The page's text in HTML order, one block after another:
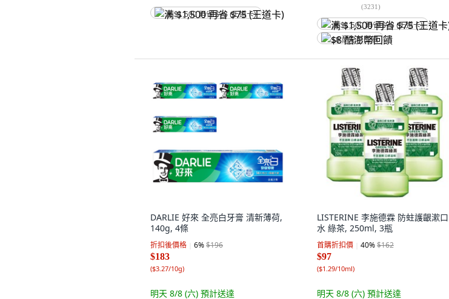
满 $1,500 再省 $75 (王道卡)
(3231)
满 $1,500 再省 $75 (王道卡)
$8 酷澎幣回饋
DARLIE 好來 全亮白牙膏 清新薄荷,
140g, 4條
折扣後價格 6%$196
$183
($3.27/10g)
明天 8/8 (六) 預計送達
LISTERINE 李施德霖 防蛀護齦漱口
水 綠茶, 250ml, 3瓶
首購折扣價 40%$162
$97
($1.29/10ml)
明天 8/8 (六) 預計送達